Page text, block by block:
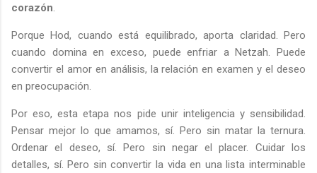
corazón.
Porque Hod, cuando está equilibrado, aporta claridad. Pero
cuando domina en exceso, puede enfriar a Netzah. Puede
convertir el amor en análisis, la relación en examen y el deseo
en preocupación.
Por eso, esta etapa nos pide unir inteligencia y sensibilidad.
Pensar mejor lo que amamos, sí. Pero sin matar la ternura.
Ordenar el deseo, sí. Pero sin negar el placer. Cuidar los
detalles, sí. Pero sin convertir la vida en una lista interminable